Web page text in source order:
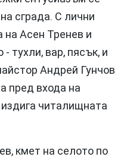
сграда. С лични
на Асен Тренев и
тухли, вар, пясък, и
Андрей Гунчов
пред входа на
читалищната
кмет на селото по